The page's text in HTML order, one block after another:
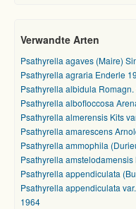
Verwandte Arten
Psathyrella agaves (Maire)
Psathyrella agraria Enderle
Psathyrella albidula
Psathyrella albofloccosa
Psathyrella almerensis Kits
Psathyrella amarescens
Psathyrella ammophila
Psathyrella amstelodamensis
Psathyrella appendiculata
Psathyrella appendiculata
1964